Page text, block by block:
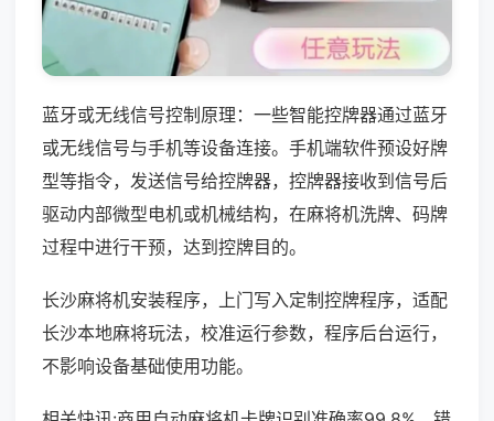
蓝牙或无线信号控制原理：一些智能控牌器通过蓝牙
或无线信号与手机等设备连接。手机端软件预设好牌
型等指令，发送信号给控牌器，控牌器接收到信号后
驱动内部微型电机或机械结构，在麻将机洗牌、码牌
过程中进行干预，达到控牌目的。
长沙麻将机安装程序，上门写入定制控牌程序，适配
长沙本地麻将玩法，校准运行参数，程序后台运行，
不影响设备基础使用功能。